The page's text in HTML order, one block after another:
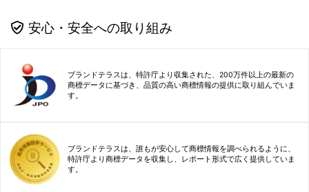
安心・安全への取り組み
ブランドテラスは、特許庁より収集された、200万件以上の最新の
商標データに基づき、品質の高い商標情報の提供に取り組んでいま
す。
ブランドテラスは、誰もが安心して商標情報を調べられるように、
特許庁より商標データを収集し、レポート形式で広く提供していま
す。